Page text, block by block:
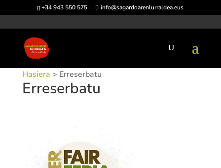
+34 943 550 575 info@sagardoarenlurraldea.eus
Hasiera > Erreserbatu
Erreserbatu